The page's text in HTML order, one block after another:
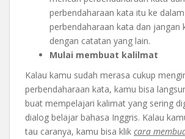
perbendaharaan kata itu ke
perbendaharaan kata dan jangan
dengan catatan yang lain.
Mulai membuat kalilmat
Kalau kamu sudah merasa cukup
perbendaharaan kata, kamu bisa
buat mempelajari kalimat yang sering
dialog belajar bahasa Inggris. Kalau
tau caranya, kamu bisa klik cara